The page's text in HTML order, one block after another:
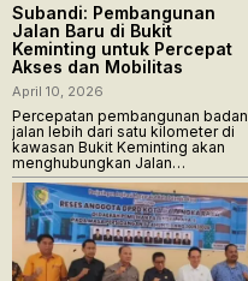
Subandi: Pembangunan
Jalan Baru di Bukit
Keminting untuk Percepat
Akses dan Mobilitas
April 10, 2026
Percepatan pembangunan badan
jalan lebih dari satu kilometer di
kawasan Bukit Keminting akan
menghubungkan Jalan…